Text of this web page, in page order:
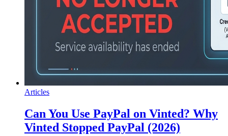
Articles
Can You Use PayPal on Vinted? Why
Vinted Stopped PayPal (2026)